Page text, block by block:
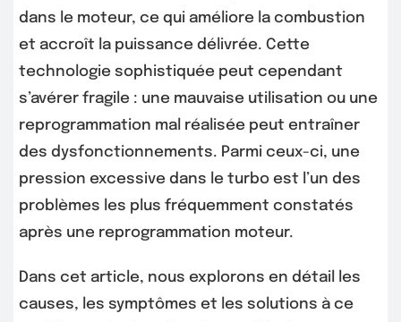
dans le moteur, ce qui améliore la combustion
et accroît la puissance délivrée. Cette
technologie sophistiquée peut cependant
s’avérer fragile : une mauvaise utilisation ou une
reprogrammation mal réalisée peut entraîner
des dysfonctionnements. Parmi ceux-ci, une
pression excessive dans le turbo est l’un des
problèmes les plus fréquemment constatés
après une reprogrammation moteur.
Dans cet article, nous explorons en détail les
causes, les symptômes et les solutions à ce